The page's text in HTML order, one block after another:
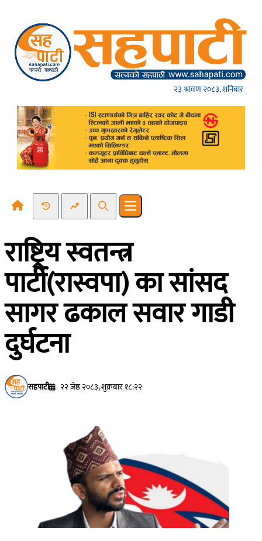
२३ श्रावण २०८३, शनिबार
Recent NewsTrending News
SearchOpen main menu
राष्ट्रिय स्वतन्त्र
पार्टी(रास्वपा) का सांसद
सागर ढकाल सवार गाडी
दुर्घटना
सहपाटी २२ जेष्ठ २०८३, शुक्रबार १८:२२